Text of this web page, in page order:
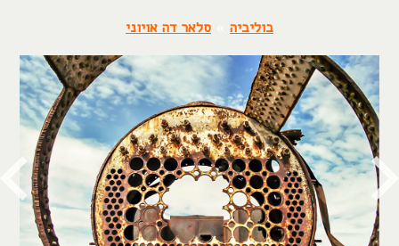
בוליביה סלאר דה אויוני